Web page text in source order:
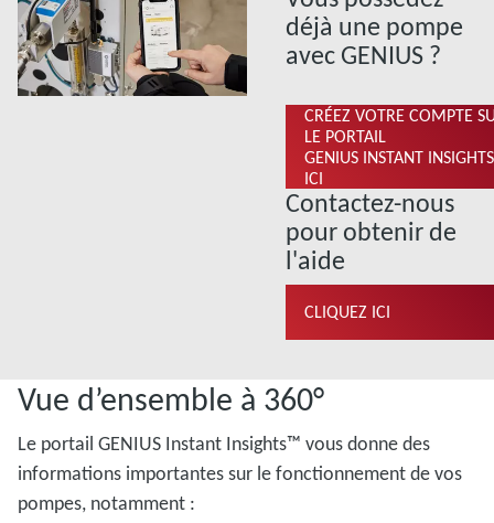
déjà une pompe
avec GENIUS ?
CRÉEZ VOTRE COMPTE
LE PORTAIL
GENIUS INSTANT
ICI
Contactez-nous
pour obtenir de
l'aide
CLIQUEZ ICI
Vue d’ensemble à 360°
Le portail GENIUS Instant Insights™ vous donne des
informations importantes sur le fonctionnement de vos
pompes, notamment :